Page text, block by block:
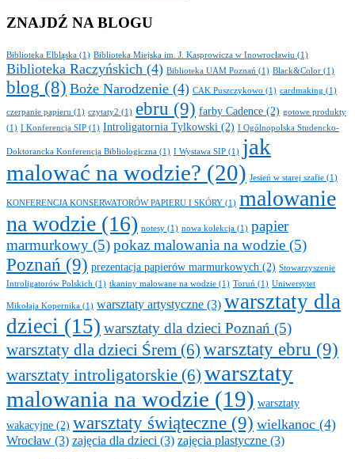
ZNAJDŹ NA BLOGU
Biblioteka Elbląska (1) Biblioteka Miejska im. J. Kasprowicza w Inowrocławiu (1)
Biblioteka Raczyńskich (4) Biblioteka UAM Poznań (1) Black&Color (1)
blog (8) Boże Narodzenie (4) CAK Puszczykowo (1) cardmaking (1)
czerpanie papieru (1) czytaty2 (1) ebru (9) farby Cadence (2) gotowe produkty
(1) I Konferencja SIP (1) Introligatornia Tylkowski (2) I Ogólnopolska Studencko-
Doktorancka Konferencja Bibliologiczna (1) I Wystawa SIP (1) jak
malować na wodzie? (20) Jesień w starej szafie (1)
KONFERENCJA KONSERWATORÓW PAPIERU I SKÓRY (1) malowanie
na wodzie (16) notesy (1) nowa kolekcja (1) papier
marmurkowy (5)pokaz malowania na wodzie (5)
Poznań (9) prezentacja papierów marmurkowych (2) Stowarzyszenie
Introligatorów Polskich (1) tkaniny malowane na wodzie (1) Toruń (1) Uniwersytet
Mikołaja Kopernika (1) warsztaty artystyczne (3) warsztaty dla
dzieci (15) warsztaty dla dzieci Poznań (5)
warsztaty dla dzieci Śrem (6) warsztaty ebru (9)
warsztaty introligatorskie (6) warsztaty
malowania na wodzie (19) warsztaty
wakacyjne (2) warsztaty świąteczne (9) wielkanoc (4)
Wrocław (3) zajęcia dla dzieci (3) zajęcia plastyczne (3)